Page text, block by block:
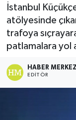
İstanbul
atölyesinde
trafoya
patlamalara yol
HABER MERKEZI
EDITÖR
Son Dakika
Haber Arşivi